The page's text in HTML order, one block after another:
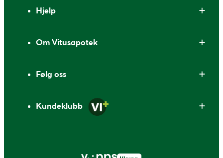
Hjelp
Om Vitusapotek
Følg oss
Kundeklubb